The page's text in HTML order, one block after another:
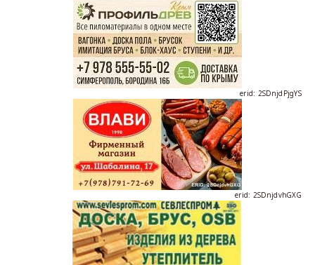
erid: 2SDnjdvhGXG